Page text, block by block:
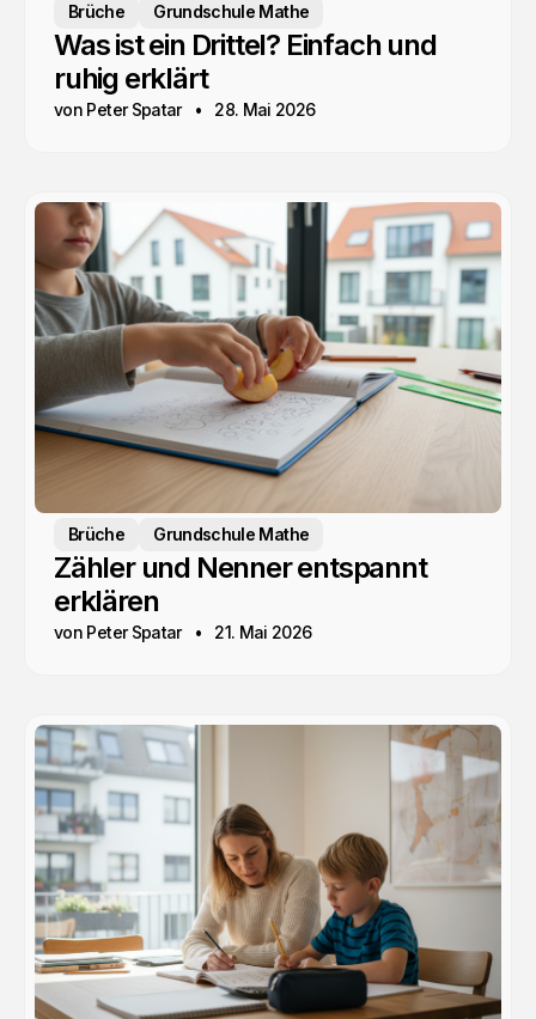
Brüche Grundschule Mathe
Was ist ein Drittel? Einfach und
ruhig erklärt
von Peter Spatar 28. Mai 2026
Brüche Grundschule Mathe
Zähler und Nenner entspannt
erklären
von Peter Spatar 21. Mai 2026